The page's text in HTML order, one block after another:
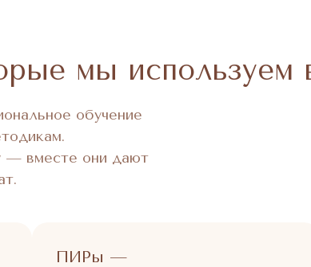
мы
обучение
— вместе они дают
ПИРы —